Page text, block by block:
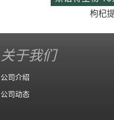
枸杞
关于我们
公司介绍
公司动态